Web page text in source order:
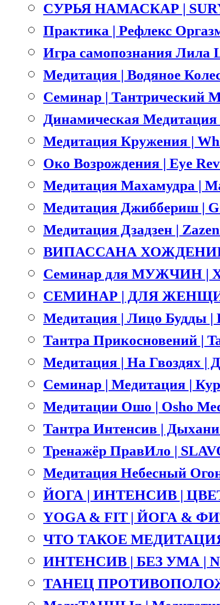
СУРЬЯ НАМАСКАР |
Практика | Рефлекс
Игра самопознания Лила
Медитация | Водяное
Семинар | Тантрический
Динамическая
Медитация Кружения |
Око Возрождения | Eye
Медитация Махамудра |
Медитация Джиббериш |
Медитация Дзадзен |
ВИПАССАНА ХОЖДЕНИЕ
Семинар для МУЖЧИН |
СЕМИНАР | ДЛЯ
Медитация | Лицо Будды |
Тантра Прикосновений |
Медитация | На Гвоздях |
Семинар | Медитация |
Медитации Ошо | Osho
Тантра Интенсив |
Тренажёр ПравИло |
Медитация Небесный
ЙОГА | ИНТЕНСИВ |
YOGA & FIT | ЙОГА &
ЧТО ТАКОЕ
ИНТЕНСИВ | БЕЗ УМА |
ТАНЕЦ